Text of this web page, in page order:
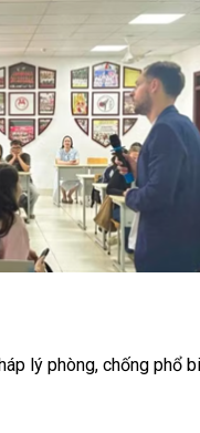
lý phòng, chống phổ